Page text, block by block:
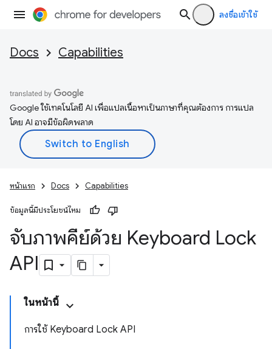
ลงชื่อเข้าใช้
Docs Capabilities
Google ใช้เทคโนโลยี AI เพื่อแปลเนื้อหาเป็นภาษาที่คุณต้องการ การแปล
โดย AI อาจมีข้อผิดพลาด
หน้าแรก Docs Capabilities
ข้อมูลนี้มีประโยชน์ไหม
จับภาพคีย์ด้วย Keyboard Lock
API
ในหน้านี้
การใช้ Keyboard Lock API